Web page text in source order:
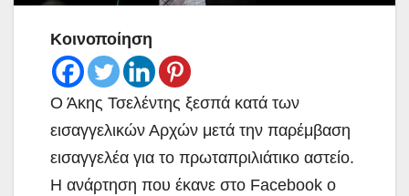
Κοινοποίηση
Ο Άκης Τσελέντης ξεσπά κατά των
εισαγγελικών Αρχών μετά την παρέμβαση
εισαγγελέα για το πρωταπριλιάτικο αστείο.
H ανάρτηση που έκανε στο Facebook ο